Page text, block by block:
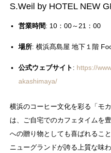
S.Weil by HOTEL NEW
営業時間: 10：00～21：00
場所: 横浜髙島屋 地下１階
公式ウェブサイト: https://
akashimaya/
横浜のコーヒー文化を彩る「モ
は、ご自宅でのカフェタイムを
への贈り物としても喜ばれるこ
ニューグランドが誇る上質な味